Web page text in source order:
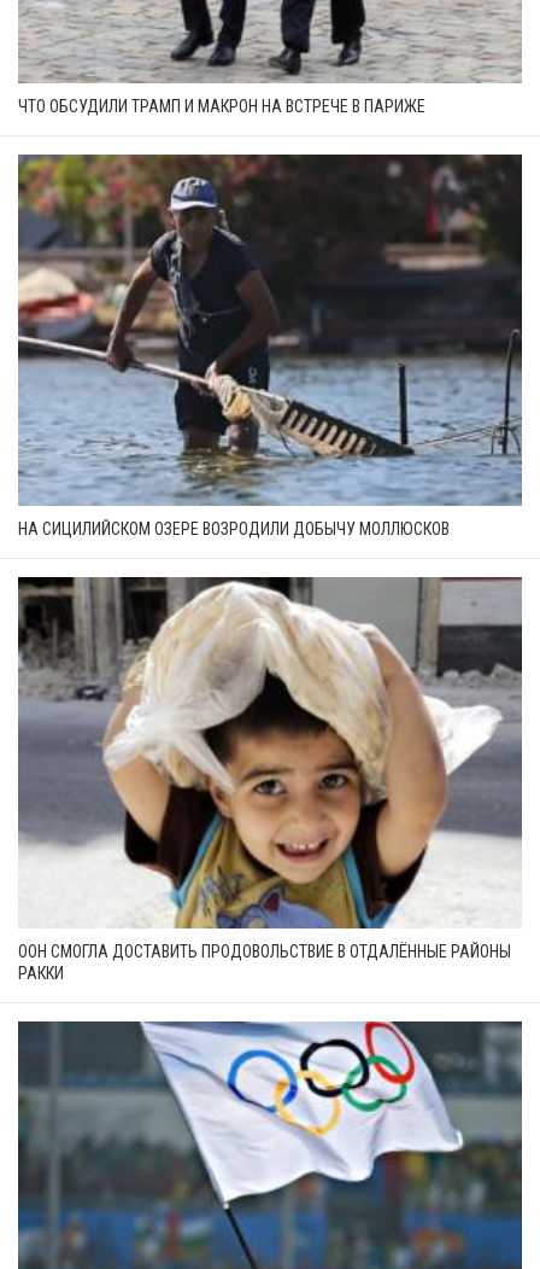
ЧТО ОБСУДИЛИ ТРАМП И МАКРОН НА ВСТРЕЧЕ В ПАРИЖЕ
НА СИЦИЛИЙСКОМ ОЗЕРЕ ВОЗРОДИЛИ ДОБЫЧУ МОЛЛЮСКОВ
ООН СМОГЛА ДОСТАВИТЬ ПРОДОВОЛЬСТВИЕ В ОТДАЛЁННЫЕ РАЙОНЫ
РАККИ